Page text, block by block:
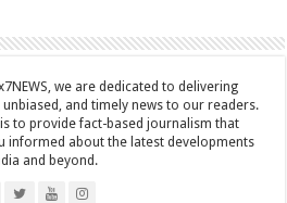
we are dedicated to delivering
unbiased, and timely news to our readers.
to provide fact-based journalism that
informed about the latest developments
and beyond.